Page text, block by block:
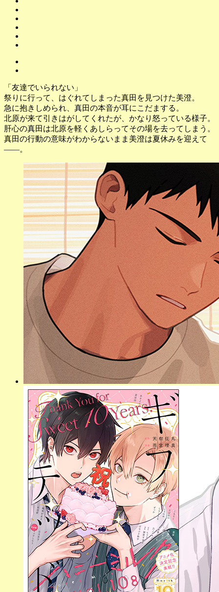
「友達でいられない」
祭りに行って、はぐれてしまった真田を見つけた美澄。
急に抱きしめられ、真田の本音が耳にこだまする。
北原が来て引きはがしてくれたが、かなり怒っている様子。
肝心の真田は北原を軽くあしらってその場を去ってしまう。
真田の行動の意味がわからないまま美澄は夏休みを迎えて
――。